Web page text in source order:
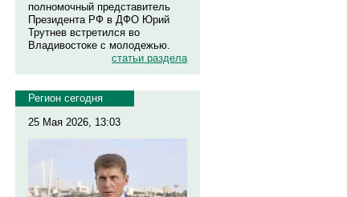
полномочный представитель
Президента РФ в ДФО Юрий
Трутнев встретился во
Владивостоке с молодежью.
статьи раздела
Регион сегодня
25 Мая 2026, 13:03